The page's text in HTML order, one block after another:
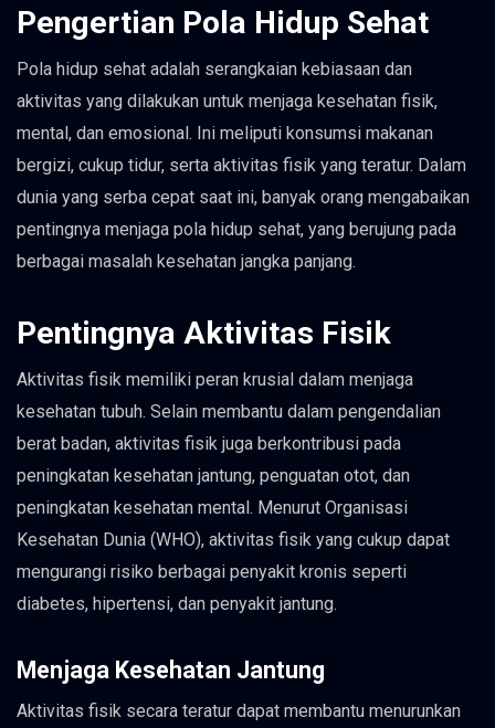
Pengertian Pola Hidup Sehat
Pola hidup sehat adalah serangkaian kebiasaan dan
aktivitas yang dilakukan untuk menjaga kesehatan fisik,
mental, dan emosional. Ini meliputi konsumsi makanan
bergizi, cukup tidur, serta aktivitas fisik yang teratur. Dalam
dunia yang serba cepat saat ini, banyak orang mengabaikan
pentingnya menjaga pola hidup sehat, yang berujung pada
berbagai masalah kesehatan jangka panjang.
Pentingnya Aktivitas Fisik
Aktivitas fisik memiliki peran krusial dalam menjaga
kesehatan tubuh. Selain membantu dalam pengendalian
berat badan, aktivitas fisik juga berkontribusi pada
peningkatan kesehatan jantung, penguatan otot, dan
peningkatan kesehatan mental. Menurut Organisasi
Kesehatan Dunia (WHO), aktivitas fisik yang cukup dapat
mengurangi risiko berbagai penyakit kronis seperti
diabetes, hipertensi, dan penyakit jantung.
Menjaga Kesehatan Jantung
Aktivitas fisik secara teratur dapat membantu menurunkan